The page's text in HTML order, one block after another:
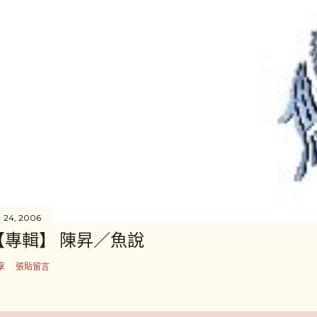
24, 2006
專輯】 陳昇／魚說
張貼留言